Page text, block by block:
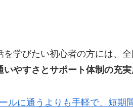
を学びたい初心者の方には、 全
いやすさとサポート体制の充
ルに通うよりも手軽で、短期